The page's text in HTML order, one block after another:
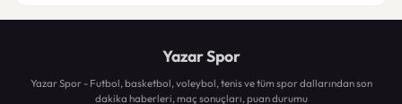
Yazar Spor
Yazar Spor - Futbol, basketbol, voleybol, tenis ve tüm spor dallarından son
dakika haberleri, maç sonuçları, puan durumu